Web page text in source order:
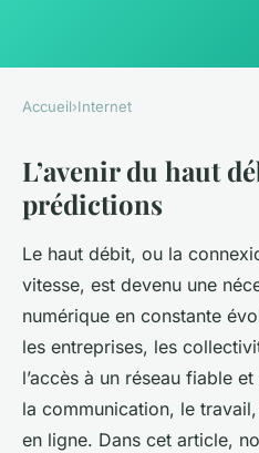
Accueil›Internet
L’avenir du haut
prédictions
Le haut débit, ou la
vitesse, est devenu une
numérique en constante
les entreprises, les
l’accès à un réseau fiable
la communication, le
en ligne. Dans cet article,